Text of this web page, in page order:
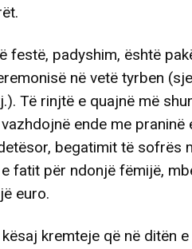
festë, padyshim, është
në vetë tyrben
Të rinjtë e quajnë më
ende me praninë
begatimit të sofrës
fatit për ndonjë fëmijë,
euro.
kremteje që në ditën e